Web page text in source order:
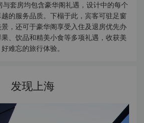
套房均包含豪华阁礼遇，设计中的每个
的服务品质。下榻于此，宾客可驻足窗
，还可于豪华阁享受入住及退房优先办
、饮品和精美小食等多项礼遇，收获美
好难忘的旅行体验。
发现上海